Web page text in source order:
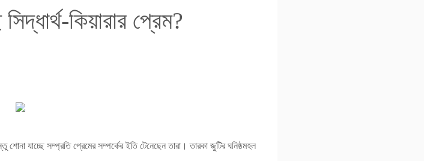
কিয়ারার প্রেম?
যাচ্ছে সম্প্রতি প্রেমের সম্পর্কের ইতি টেনেছেন তারা। তারকা জুটির ঘনিষ্ঠমহল